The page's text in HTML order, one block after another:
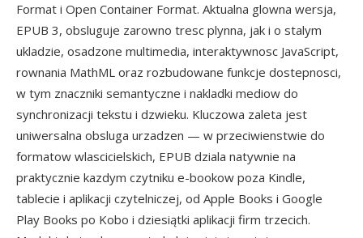
Format i Open Container Format. Aktualna glowna wersja,
EPUB 3, obsluguje zarowno tresc plynna, jak i o stalym
ukladzie, osadzone multimedia, interaktywnosc JavaScript,
rownania MathML oraz rozbudowane funkcje dostepnosci,
w tym znaczniki semantyczne i nakladki mediow do
synchronizacji tekstu i dzwieku. Kluczowa zaleta jest
uniwersalna obsluga urzadzen — w przeciwienstwie do
formatow wlascicielskich, EPUB dziala natywnie na
praktycznie kazdym czytniku e-bookow poza Kindle,
tablecie i aplikacji czytelniczej, od Apple Books i Google
Play Books po Kobo i dziesiątki aplikacji firm trzecich.